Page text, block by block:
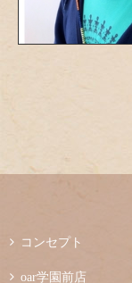
 コンセプト
 oar学園前店